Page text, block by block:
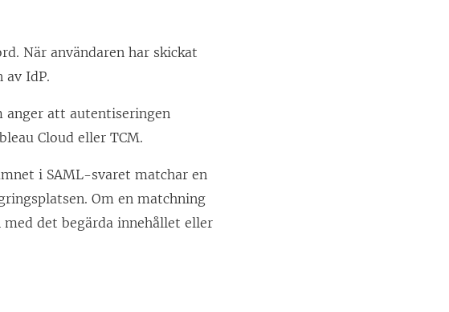
När användaren har skickat
av IdP.
anger att autentiseringen
Cloud eller TCM.
i SAML-svaret matchar en
. Om en matchning
med det begärda innehållet eller